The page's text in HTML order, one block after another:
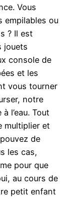
Vous
empilables ou
? Il est
jouets
console de
et les
vous tourner
notre
l’eau. Tout
multiplier et
de
les cas,
pour que
au cours de
petit enfant